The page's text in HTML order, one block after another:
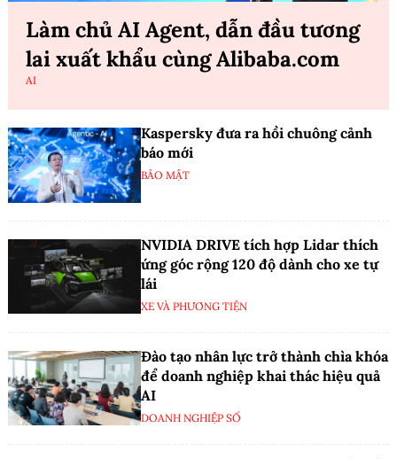
Làm chủ AI Agent, dẫn đầu tương
lai xuất khẩu cùng Alibaba.com
AI
Kaspersky đưa ra hồi chuông cảnh
báo mới
BẢO MẬT
NVIDIA DRIVE tích hợp Lidar thích
ứng góc rộng 120 độ dành cho xe tự
lái
XE VÀ PHƯƠNG TIỆN
Đào tạo nhân lực trở thành chìa khóa
để doanh nghiệp khai thác hiệu quả
AI
DOANH NGHIỆP SỐ